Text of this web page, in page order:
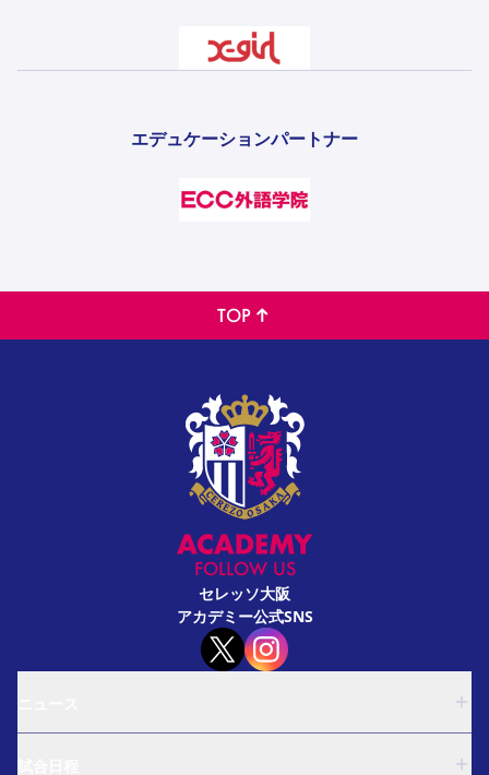
エデュケーションパートナー
TOP
FOLLOW US
セレッソ大阪
アカデミー公式SNS